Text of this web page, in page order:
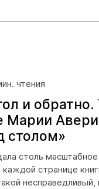
чтения
и обратно.
Марии
столом»
столь
странице